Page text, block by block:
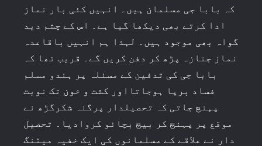
کہ بابا جی مسلمان ہیں۔ انہیں کئی بار نماز
ادا کرتے بھی دیکھا گیا ہے۔ اس کے چشم دید
گواہ بھی موجود ہیں۔ لہذا ہم انہیں باقاعدہ
نماز جنازہ پڑھ کر دفن کریں گے۔ قریب تھا کہ
بابا جی کی تدفین کے مسئلہ پر ہندو مسلم
فساد برپا ہوجاتااور کشت و خون تک نوبت
پہنچ جاتی کہ تحصیلدار پرگنہ شکرگڑھ نے
موقع پر پہنچ کر بیچ بچائو کروادیا۔ تحصیل
دار نے علاقے کے مسلمانوں کی ایک خفیہ میٹنگ